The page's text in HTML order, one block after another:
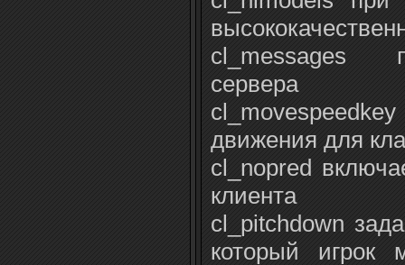
cl_messages
сервера
движения для
cl_nopred
клиента
cl_pitchdown
который игрок